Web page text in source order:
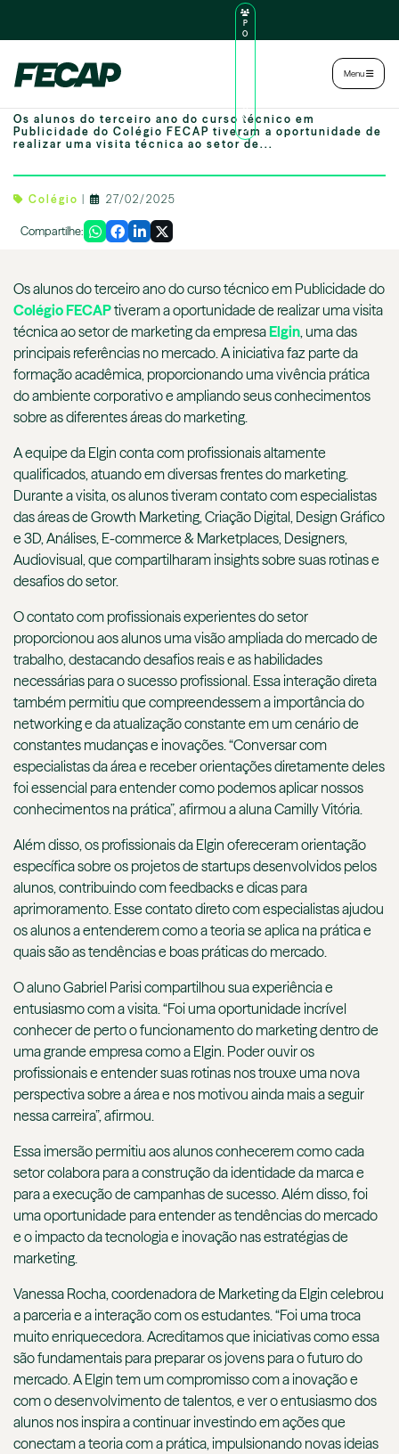
P
O
U
N
O
Menu
Alunos do Colégio FECAP visitam a Elgin
Os alunos do terceiro ano do curso técnico em
Publicidade do Colégio FECAP tiveram a oportunidade de
realizar uma visita técnica ao setor de...
Colégio 27/02/2025
Compartilhe:
Os alunos do terceiro ano do curso técnico em Publicidade do
Colégio FECAPtiveram a oportunidade de realizar uma visita
técnica ao setor de marketing da empresaElgin, uma das
principais referências no mercado. A iniciativa faz parte da
formação acadêmica, proporcionando uma vivência prática
do ambiente corporativo e ampliando seus conhecimentos
sobre as diferentes áreas do marketing.
A equipe da Elgin conta com profissionais altamente
qualificados, atuando em diversas frentes do marketing.
Durante a visita, os alunos tiveram contato com especialistas
das áreas de Growth Marketing, Criação Digital, Design Gráfico
e 3D, Análises, E-commerce & Marketplaces, Designers,
Audiovisual, que compartilharam insights sobre suas rotinas e
desafios do setor.
O contato com profissionais experientes do setor
proporcionou aos alunos uma visão ampliada do mercado de
trabalho, destacando desafios reais e as habilidades
necessárias para o sucesso profissional. Essa interação direta
também permitiu que compreendessem a importância do
networking e da atualização constante em um cenário de
constantes mudanças e inovações. “Conversar com
especialistas da área e receber orientações diretamente deles
foi essencial para entender como podemos aplicar nossos
conhecimentos na prática”, afirmou a aluna Camilly Vitória.
Além disso, os profissionais da Elgin ofereceram orientação
específica sobre os projetos de startups desenvolvidos pelos
alunos, contribuindo com feedbacks e dicas para
aprimoramento. Esse contato direto com especialistas ajudou
os alunos a entenderem como a teoria se aplica na prática e
quais são as tendências e boas práticas do mercado.
O aluno Gabriel Parisi compartilhou sua experiência e
entusiasmo com a visita. “Foi uma oportunidade incrível
conhecer de perto o funcionamento do marketing dentro de
uma grande empresa como a Elgin. Poder ouvir os
profissionais e entender suas rotinas nos trouxe uma nova
perspectiva sobre a área e nos motivou ainda mais a seguir
nessa carreira”, afirmou.
Essa imersão permitiu aos alunos conhecerem como cada
setor colabora para a construção da identidade da marca e
para a execução de campanhas de sucesso. Além disso, foi
uma oportunidade para entender as tendências do mercado
e o impacto da tecnologia e inovação nas estratégias de
marketing.
Vanessa Rocha, coordenadora de Marketing da Elgin celebrou
a parceria e a interação com os estudantes. “Foi uma troca
muito enriquecedora. Acreditamos que iniciativas como essa
são fundamentais para preparar os jovens para o futuro do
mercado. A Elgin tem um compromisso com a inovação e
com o desenvolvimento de talentos, e ver o entusiasmo dos
alunos nos inspira a continuar investindo em ações que
conectam a teoria com a prática, impulsionando novas ideias